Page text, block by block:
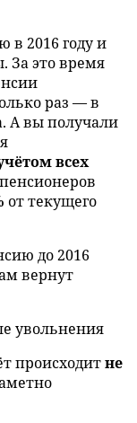
в 2016 году и
За это время
раз — в
А вы получали
всех
от текущего
до 2016
вернут
увольнения
происходитне